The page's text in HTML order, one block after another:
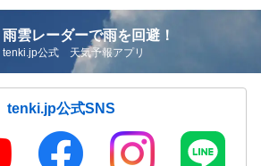
雨雲レーダーで雨を回避！
tenki.jp公式 天気予報アプリ
tenki.jp公式SNS